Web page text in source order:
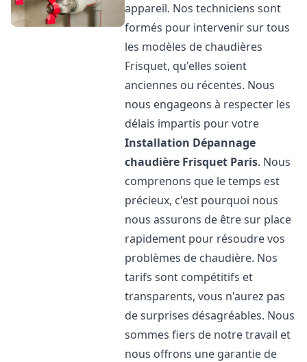
appareil. Nos techniciens sont
formés pour intervenir sur tous
les modèles de chaudières
Frisquet, qu'elles soient
anciennes ou récentes. Nous
nous engageons à respecter les
délais impartis pour votre
Installation Dépannage
chaudière Frisquet Paris. Nous
comprenons que le temps est
précieux, c'est pourquoi nous
nous assurons de être sur place
rapidement pour résoudre vos
problèmes de chaudière. Nos
tarifs sont compétitifs et
transparents, vous n'aurez pas
de surprises désagréables. Nous
sommes fiers de notre travail et
nous offrons une garantie de